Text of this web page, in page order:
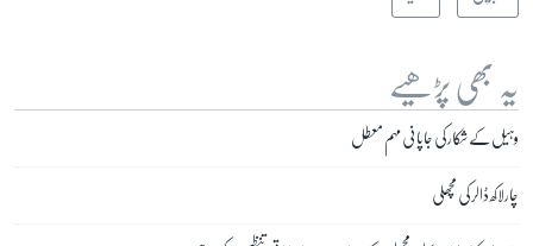
یہ بھی پڑھیے
وہیل کے شکار کی جاپانی مہم معطل
چارلاکھ ڈالر کی مچھلی